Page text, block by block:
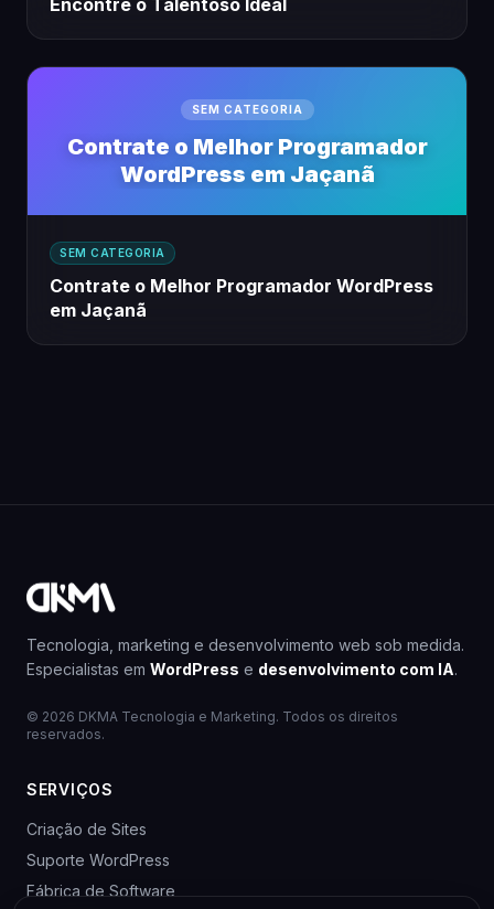
Encontre o Talentoso Ideal
SEM CATEGORIA
Contrate o Melhor Programador
WordPress em Jaçanã
SEM CATEGORIA
Contrate o Melhor Programador WordPress
em Jaçanã
Tecnologia, marketing e desenvolvimento web sob medida.
Especialistas em WordPress e desenvolvimento com IA.
© 2026 DKMA Tecnologia e Marketing. Todos os direitos
reservados.
SERVIÇOS
Criação de Sites
Suporte WordPress
Fábrica de Software